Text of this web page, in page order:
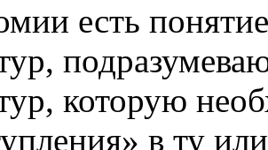
есть
которую
в ту